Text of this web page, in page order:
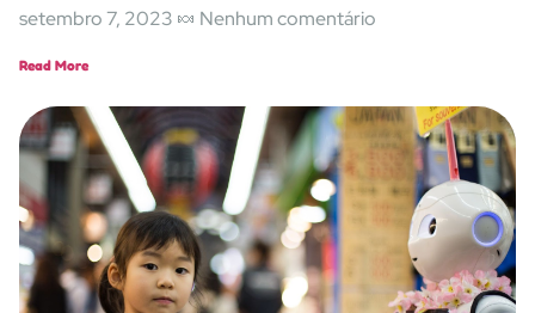
setembro 7, 2023 Nenhum comentário
Read More